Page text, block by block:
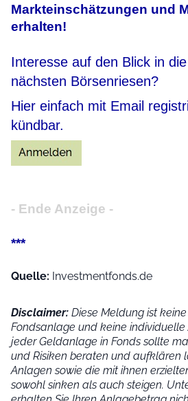
Markteinschätzungen und
erhalten!
Interesse auf den Blick in
nächsten Börsenriesen?
Hier einfach mit Email
kündbar.
- Ende Anzeige -
***
Quelle: Investmentfonds.de
Disclaimer: Diese Meldung ist
Fondsanlage und keine individuelle
jeder Geldanlage in Fonds sollte
und Risiken beraten und aufklären
Anlagen sowie die mit ihnen
sowohl sinken als auch steigen.